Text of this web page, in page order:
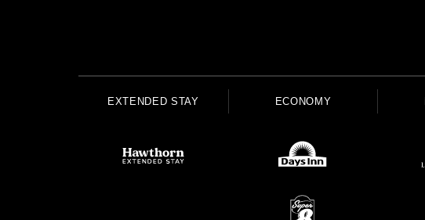
EXTENDED STAY ECONOMY